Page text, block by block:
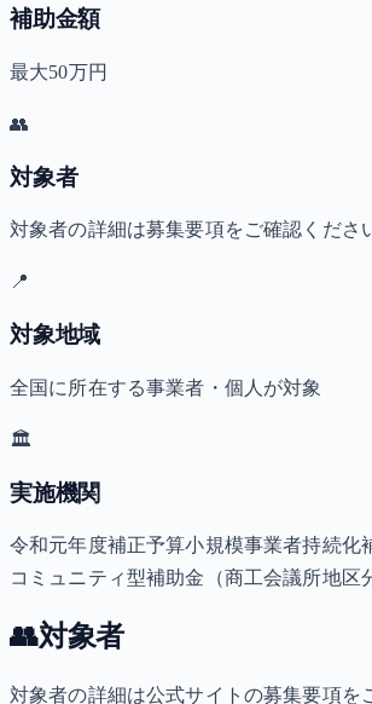
補助金額
最大50万円
👥
対象者
対象者の詳細は募集要項をご確認くださ
📍
対象地域
全国に所在する事業者・個人が対象
🏛️
実施機関
令和元年度補正予算小規模事業者持続化
コミュニティ型補助金（商工会議所地区
👥対象者
対象者の詳細は公式サイトの募集要項を